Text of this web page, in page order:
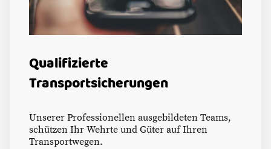
Qualifizierte
Transportsicherungen
Unserer Professionellen ausgebildeten Teams,
schützen Ihr Wehrte und Güter auf Ihren
Transportwegen.